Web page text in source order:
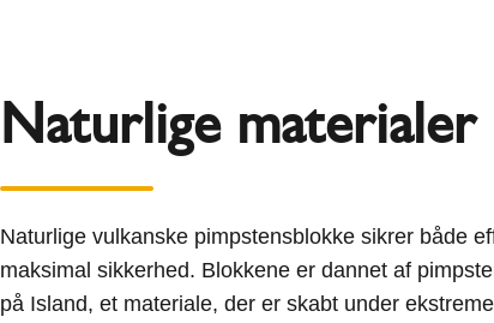
Naturlige materialer
Naturlige vulkanske pimpstensblokke sikrer både
maksimal sikkerhed. Blokkene er dannet af
på Island, et materiale, der er skabt under